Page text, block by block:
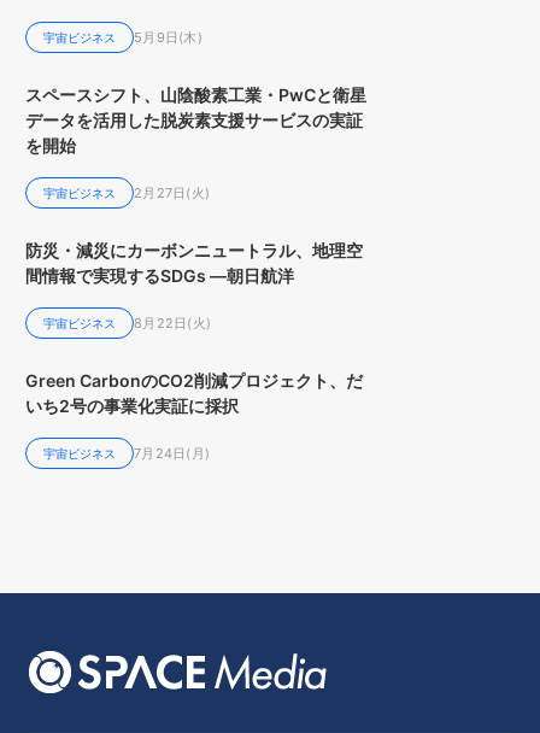
宇宙ビジネス 5月9日(木)
スペースシフト、山陰酸素工業・PwCと衛星
データを活用した脱炭素支援サービスの実証
を開始
宇宙ビジネス 2月27日(火)
防災・減災にカーボンニュートラル、地理空
間情報で実現するSDGs ―朝日航洋
宇宙ビジネス 8月22日(火)
Green CarbonのCO2削減プロジェクト、だ
いち2号の事業化実証に採択
宇宙ビジネス 7月24日(月)